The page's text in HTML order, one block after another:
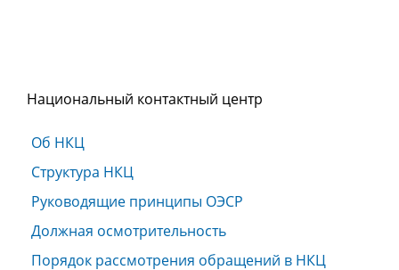
Национальный контактный центр
Об НКЦ
Структура НКЦ
Руководящие принципы ОЭСР
Должная осмотрительность
Порядок рассмотрения обращений в НКЦ